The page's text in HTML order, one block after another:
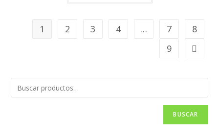
1 2 3 4 … 7
8
9
BUSCAR